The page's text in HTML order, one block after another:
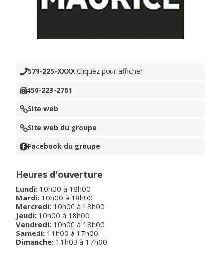
579-225-XXXX Cliquez pour afficher
450-223-2761
Site web
Site web du groupe
Facebook du groupe
Heures d'ouverture
Lundi: 10h00 à 18h00
Mardi: 10h00 à 18h00
Mercredi: 10h00 à 18h00
Jeudi: 10h00 à 18h00
Vendredi: 10h00 à 18h00
Samedi: 11h00 à 17h00
Dimanche: 11h00 à 17h00